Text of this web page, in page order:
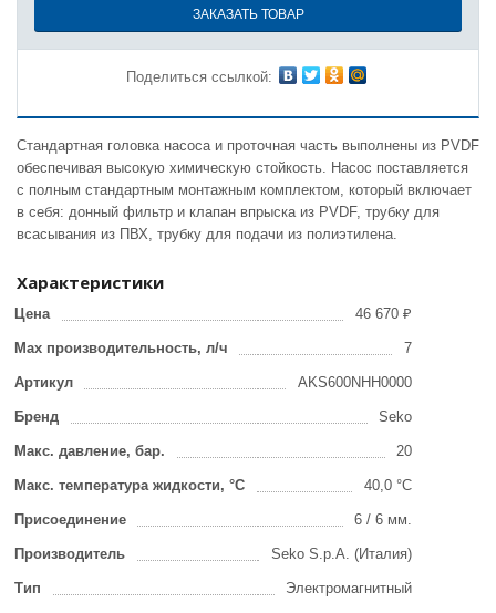
ЗАКАЗАТЬ ТОВАР
Поделиться ссылкой:
Стандартная головка насоса и проточная часть выполнены из PVDF
обеспечивая высокую химическую стойкость. Насос поставляется
с полным стандартным монтажным комплектом, который включает
в себя: донный фильтр и клапан впрыска из PVDF, трубку для
всасывания из ПВХ, трубку для подачи из полиэтилена.
Характеристики
Цена 46 670 ₽
Max производительность, л/ч 7
Артикул AKS600NHH0000
Бренд Seko
Макс. давление, бар. 20
Макс. температура жидкости, °С 40,0 °C
Присоединение 6 / 6 мм.
Производитель Seko S.p.A. (Италия)
Тип Электромагнитный